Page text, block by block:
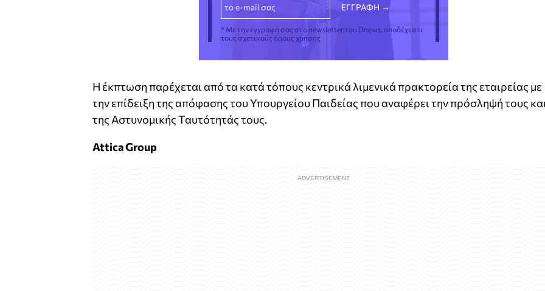
* Με την εγγραφή σας στο newsletter του Dnews, αποδέχεστε
τους σχετικούς όρους χρήσης
Η έκπτωση παρέχεται από τα κατά τόπους κεντρικά λιμενικά πρακτορεία της εταιρείας με
την επίδειξη της απόφασης του Υπουργείου Παιδείας που αναφέρει την πρόσληψή τους
της Αστυνομικής Ταυτότητάς τους.
Attica Group